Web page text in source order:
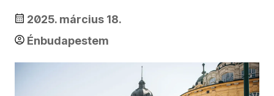
2025. március 18.
Énbudapestem